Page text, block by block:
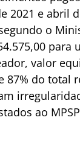
2021 e abril
o
para
valor
87% do total
ao